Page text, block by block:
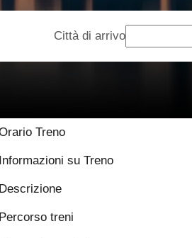
Città di arrivo
Treno
Informazioni su Treno
Descrizione
Percorso treni
/ 10 basato